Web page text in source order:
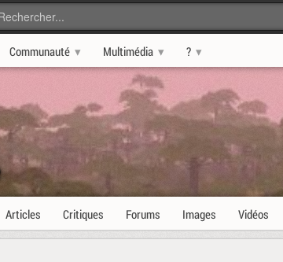
Communauté Multimédia ?
Articles Critiques Forums Images Vidéos